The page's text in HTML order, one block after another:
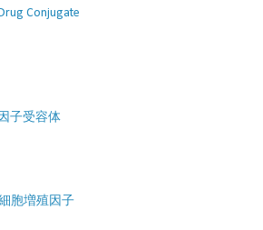
Conjugate
子受容体
胞増殖因子